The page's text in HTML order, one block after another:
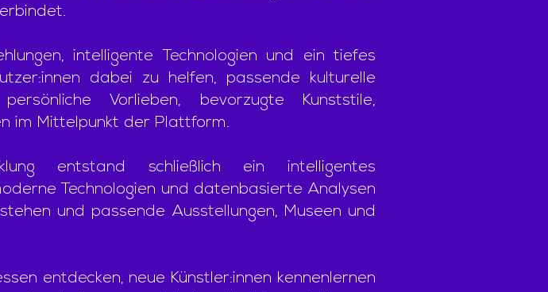
intelligente Technologien und ein tiefes
dabei zu helfen, passende kulturelle
Vorlieben, bevorzugte Kunststile,
im Mittelpunkt der Plattform.
entstand schließlich ein intelligentes
Technologien und datenbasierte Analysen
und passende Ausstellungen, Museen und
entdecken, neue Künstler:innen kennenlernen